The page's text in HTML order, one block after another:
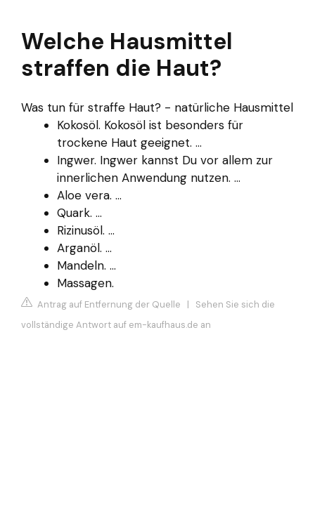
Welche Hausmittel
straffen die Haut?
Was tun für straffe Haut? - natürliche Hausmittel
Kokosöl. Kokosöl ist besonders für
trockene Haut geeignet. ...
Ingwer. Ingwer kannst Du vor allem zur
innerlichen Anwendung nutzen. ...
Aloe vera. ...
Quark. ...
Rizinusöl. ...
Arganöl. ...
Mandeln. ...
Massagen.
Antrag auf Entfernung der Quelle | Sehen Sie sich die
vollständige Antwort auf em-kaufhaus.de an